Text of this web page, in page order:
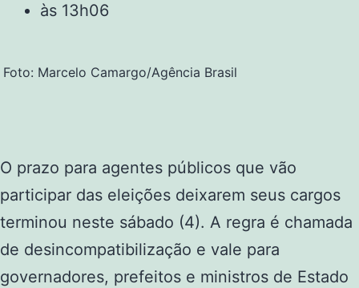
às 13h06
Foto: Marcelo Camargo/Agência Brasil
O prazo para agentes públicos que vão
participar das eleições deixarem seus cargos
terminou neste sábado (4). A regra é chamada
de desincompatibilização e vale para
governadores, prefeitos e ministros de Estado